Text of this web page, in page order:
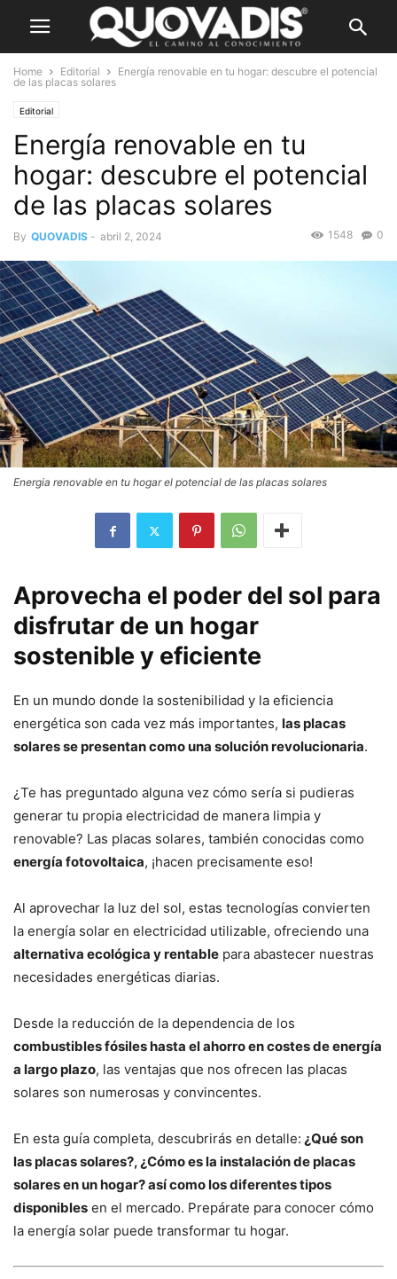
Home Editorial
Energía renovable en tu hogar: descubre el potencial
de las placas solares
Editorial
Energía renovable en tu
hogar: descubre el potencial
de las placas solares
By QUOVADIS - abril 2, 2024 0
1548
Energia renovable en tu hogar el potencial de las placas solares
Aprovecha el poder del sol para
disfrutar de un hogar
sostenible y eficiente
En un mundo donde la sostenibilidad y la eficiencia
energética son cada vez más importantes, las placas
solares se presentan como una solución revolucionaria.
¿Te has preguntado alguna vez cómo sería si pudieras
generar tu propia electricidad de manera limpia y
renovable? Las placas solares, también conocidas como
energía fotovoltaica, ¡hacen precisamente eso!
Al aprovechar la luz del sol, estas tecnologías convierten
la energía solar en electricidad utilizable, ofreciendo una
alternativa ecológica y rentable para abastecer nuestras
necesidades energéticas diarias.
Desde la reducción de la dependencia de los
combustibles fósiles hasta el ahorro en costes de energía
a largo plazo, las ventajas que nos ofrecen las placas
solares son numerosas y convincentes.
En esta guía completa, descubrirás en detalle: ¿Qué son
las placas solares?, ¿Cómo es la instalación de placas
solares en un hogar? así como los diferentes tipos
disponibles en el mercado. Prepárate para conocer cómo
la energía solar puede transformar tu hogar.